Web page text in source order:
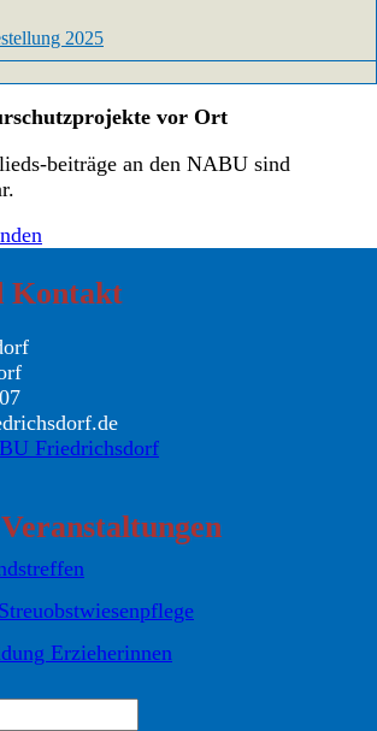
2025
vor Ort
beiträge an den NABU sind
Kontakt
Friedrichsdorf
Streuobstwiesenpflege
Erzieherinnen